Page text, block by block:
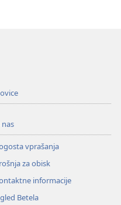
nas
vprašanja
za obisk
informacije
Betela